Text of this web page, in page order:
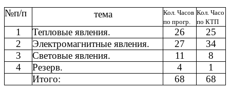
№п/п тема
Кол. Часов
по прогр.
Кол. Часо
по КТП
1 Тепловые явления. 26
25
2
Электромагнитные явления. 27
34
3
Световые явления. 11
8
4
Резерв. 4
1
Итого:
68 68